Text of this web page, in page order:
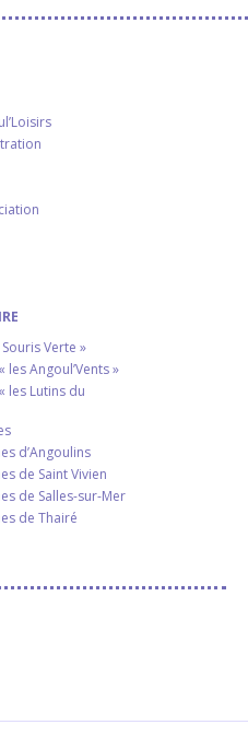
Verte »
les Angoul’Vents »
les Lutins du
d’Angoulins
de Saint Vivien
de Salles-sur-Mer
de Thairé